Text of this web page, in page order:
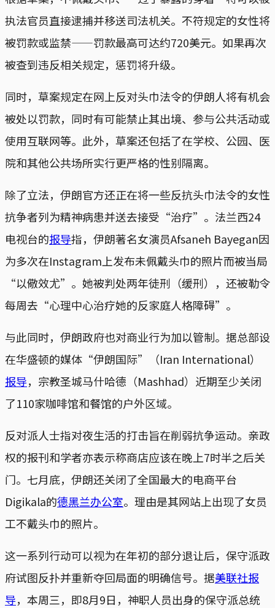
执法官员直接逮捕并移送司法机关。不符规定的女性将
被罚款或监禁——罚款最高可达约720美元。如果再次
被查到违反相关规定，惩罚将升级。
同时，草案规定在网上反对头巾法令的伊朗人将有机会
被处以罚款，同时有可能禁止其出境、参与公共活动或
使用互联网等。此外，草案还包括了在学校、公园、医
院和其他公共场所实行更严格的性别隔离。
除了立法，伊朗官方还正在将一些反抗头巾法令的女性
抗争者列为精神病患并送去接受“治疗”。法兰西24
电视台的报导指，伊朗著名女演员Afsaneh Bayegan因
为多次在Instagram上发布未佩戴头巾的照片而被当局
“以儆效尤”。她被判处两年徒刑（缓刑），还被勒令
每周去“心理中心治疗她的反家庭人格障碍”。
与此同时，伊朗政府也对商业行为加以管制。据总部设
在华盛顿的媒体“伊朗国际”（Iran International）
报导，宗教圣城马什哈德（Mashhad）近期至少关闭
了110家咖啡馆和餐馆的户外区域。
反对派人士指对夜生活的打击旨在削弱抗争运动。亲政
权的报刊和学者亦表示称商店应该在晚上7时半之后关
门。七月底，伊朗还关闭了全国最大的电商平台
Digikala的德黑兰办公室。理由是其网站上出现了女员
工不戴头巾的照片。
这一系列行动可以视为在年初的部分退让后，保守派政
府试图反扑并重新夺回局面的明确信号。据美联社报
导，本周三，即8月9日，神职人员出身的保守派总统